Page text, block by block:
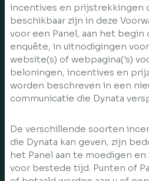
incentives en prijstrekkingen
beschikbaar zijn in deze
voor een Panel, aan het begin
enquête, in uitnodigingen
website(s) of webpagina('s)
beloningen, incentives en
worden beschreven in een
communicatie die Dynata
De verschillende soorten
die Dynata kan geven, zijn
het Panel aan te moedigen
voor bestede tijd. Punten of